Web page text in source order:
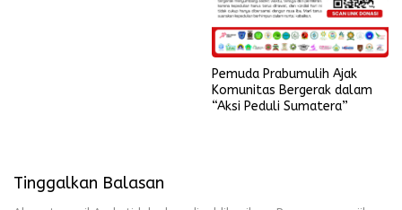
Pemuda Prabumulih Ajak
Komunitas Bergerak dalam
“Aksi Peduli Sumatera”
Tinggalkan Balasan